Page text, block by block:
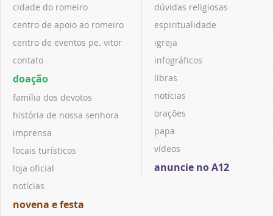
cidade do romeiro
centro de apoio ao romeiro
centro de eventos pe. vitor
contato
doação
família dos devotos
história de nossa senhora
imprensa
locais turísticos
loja oficial
notícias
novena e festa
dúvidas religiosas
espiritualidade
igreja
infográficos
libras
notícias
orações
papa
vídeos
anuncie no A12